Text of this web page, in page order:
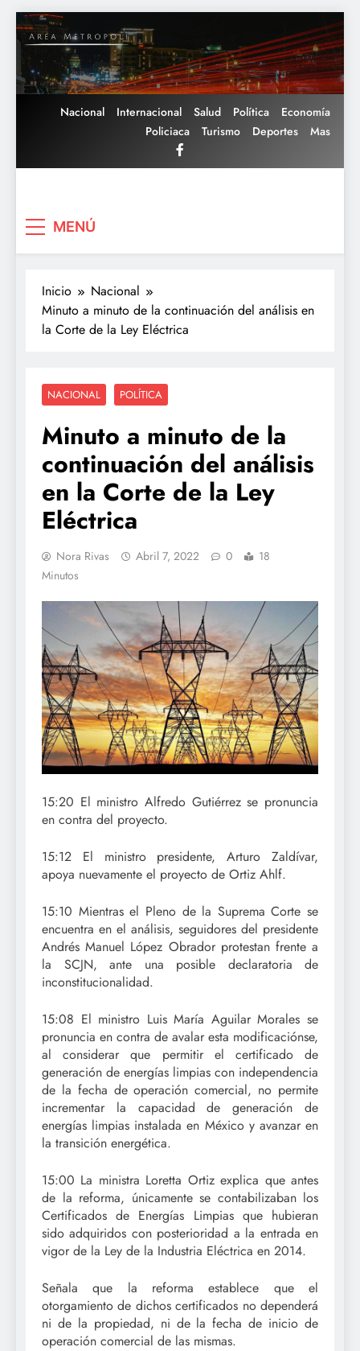
Saltar
al
contenido
Nacional Internacional Salud Política
Economía
Policiaca
Turismo Deportes Mas
MENÚ
Inicio
Nacional
Minuto a minuto de la continuación del análisis en
la Corte de la Ley Eléctrica
NACIONAL POLÍTICA
Minuto a minuto de la
continuación del análisis
en la Corte de la Ley
Eléctrica
Nora Rivas Abril 7, 2022 0
18
Minutos
15:20 El ministro Alfredo Gutiérrez se pronuncia
en contra del proyecto.
15:12 El ministro presidente, Arturo Zaldívar,
apoya nuevamente el proyecto de Ortiz Ahlf.
15:10 Mientras el Pleno de la Suprema Corte se
encuentra en el análisis, seguidores del presidente
Andrés Manuel López Obrador protestan frente a
la SCJN, ante una posible declaratoria de
inconstitucionalidad.
15:08 El ministro Luis María Aguilar Morales se
pronuncia en contra de avalar esta modificaciónse,
al considerar que permitir el certificado de
generación de energías limpias con independencia
de la fecha de operación comercial, no permite
incrementar la capacidad de generación de
energías limpias instalada en México y avanzar en
la transición energética.
15:00 La ministra Loretta Ortiz explica que antes
de la reforma, únicamente se contabilizaban los
Certificados de Energías Limpias que hubieran
sido adquiridos con posterioridad a la entrada en
vigor de la Ley de la Industria Eléctrica en 2014.
Señala que la reforma establece que el
otorgamiento de dichos certificados no dependerá
ni de la propiedad, ni de la fecha de inicio de
operación comercial de las mismas.